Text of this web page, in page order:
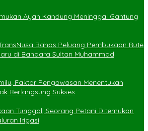
Ayah Kandung Meninggal Gantung
Bahas Peluang Pembukaan Rute
di Bandara Sultan Muhammad
Faktor Pengawasan Menentukan
Berlangsung Sukses
Tunggal, Seorang Petani Ditemukan
Irigasi